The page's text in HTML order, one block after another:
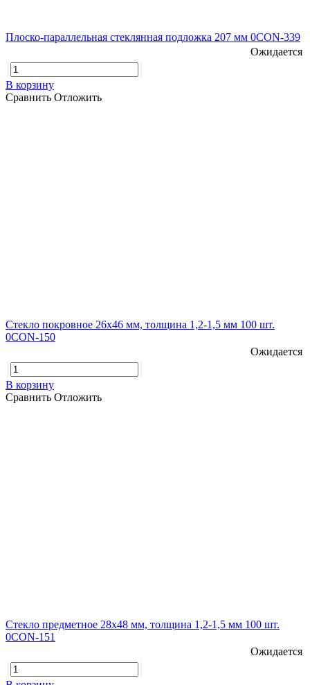
Плоско-параллельная стеклянная подложка 207 мм 0CON-339
Ожидается
В корзину
Сравнить Отложить
Стекло покровное 26х46 мм, толщина 1,2-1,5 мм 100 шт.
0CON-150
Ожидается
В корзину
Сравнить Отложить
Стекло предметное 28х48 мм, толщина 1,2-1,5 мм 100 шт.
0CON-151
Ожидается